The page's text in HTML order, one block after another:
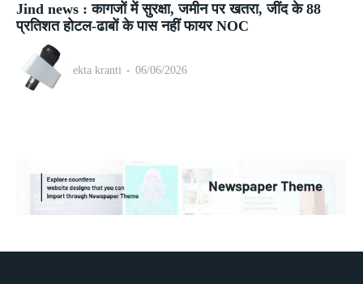
Jind news : कागजों में सुरक्षा, जमीन पर खतरा, जींद के 88
प्रतिशत होटल-ढाबों के पास नहीं फायर NOC
ekta kranti - 06/06/2026